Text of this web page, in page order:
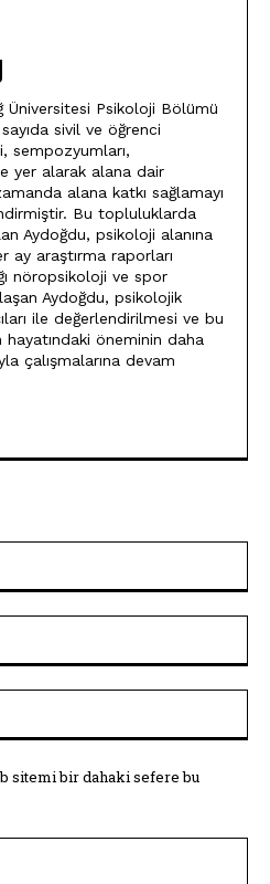
Üniversitesi Psikoloji Bölümü
sivil ve öğrenci
sempozyumları,
yer alarak alana dair
alana katkı sağlamayı
Bu topluluklarda
Aydoğdu, psikoloji alanına
ay araştırma raporları
nöropsikoloji ve spor
Aydoğdu, psikolojik
ile değerlendirilmesi ve bu
öneminin daha
çalışmalarına devam
sitemi bir dahaki sefere bu